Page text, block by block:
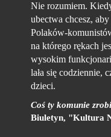
Nie rozumiem.
ubectwa chcesz,
Polaków-
na którego rękach
wysokim
lała się codziennie,
dzieci.
Coś ty komunie
Biuletyn, "Kultura